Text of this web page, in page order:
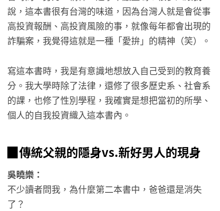
說，這本書很有台灣的味道，因為台灣人就是會從事
高投資報酬、高投資風險的事，就像每年都會出現的
詐騙案，我覺得這就是一種「愛拚」的精神（笑）。
寫這本書時，我是有意識地想放入自己受到的教育養
分。我大學時除了法律，還修了很多歷史系、社會系
的課，也修了性別學程，我確實是想把當初的所學、
個人的自我投資織入這本書內。
▉傳統父親的隱身vs.新好男人的現身
吳曉樂：
不少讀者問我，為什麼第二本書中，爸爸還是消失
了？